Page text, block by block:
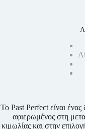
Το Past Perfect είναι
αφιερωμένος στη
κιμωλίας και στην